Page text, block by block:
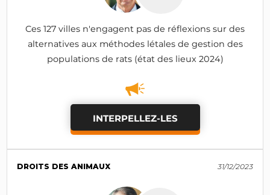
Ces 127 villes n'engagent pas de réflexions sur des
alternatives aux méthodes létales de gestion des
populations de rats (état des lieux 2024)
INTERPELLEZ-LES
DROITS DES ANIMAUX 31/12/2023